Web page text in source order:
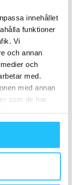
innehållet
funktioner
Vi
och annan
och
med.
med annan
som de har